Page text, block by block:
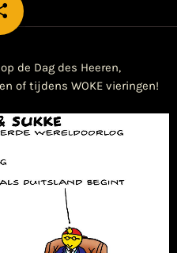
de Dag des Heeren,
of tijdens WOKE vieringen!